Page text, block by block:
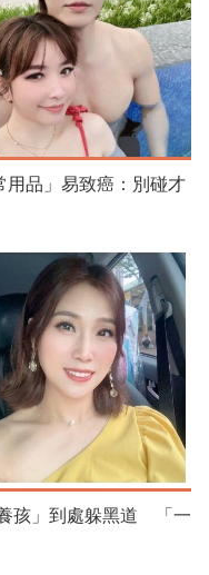
用品」易致癌：別碰才
孩」到處躲黑道 「一